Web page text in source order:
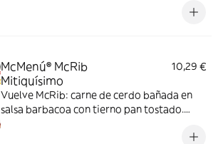
McMenú® McRib
Mitiquísimo
10,29 €
Vuelve McRib: carne de cerdo bañada en
salsa barbacoa con tierno pan tostado.